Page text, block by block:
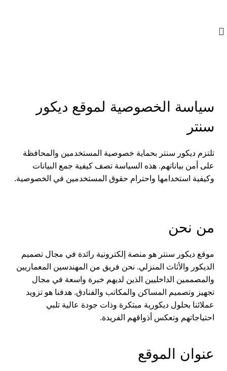
سياسة الخصوصية لموقع ديكور
سنتر
تلتزم ديكور سنتر بحماية خصوصية المستخدمين والمحافظة
على أمن بياناتهم. هذه السياسة تصف كيفية جمع البيانات
وكيفية استخدامها واحترام حقوق المستخدمين في الخصوصية.
من نحن
موقع ديكور سنتر هو منصة إلكترونية رائدة في مجال تصميم
الديكور والأثاث المنزلي. نحن فريق من المهندسين المعماريين
والمصممين الداخليين الذين لديهم خبرة واسعة في مجال
تجهيز وتصميم المساكن والمكاتب والفنادق. هدفنا هو تزويد
عملائنا بحلول ديكورية مبتكرة وذات جودة عالية تلبي
احتياجاتهم وتعكس أذواقهم الفريدة.
عنوان الموقع